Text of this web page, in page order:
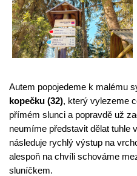
Autem popojedeme k malému
kopečku (32), který vylezeme
přímém slunci a popravdě už
neumíme představit dělat
následuje rychlý výstup na
alespoň na chvíli schováme
sluníčkem.